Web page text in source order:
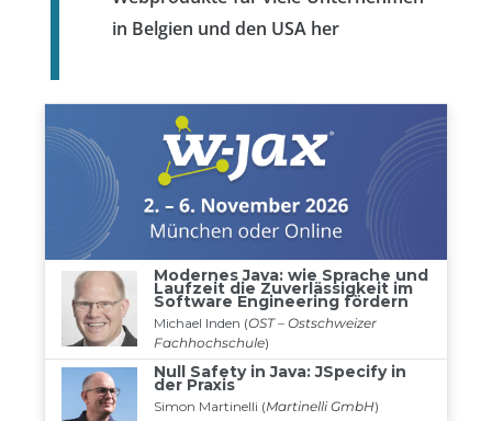
in Belgien und den USA her